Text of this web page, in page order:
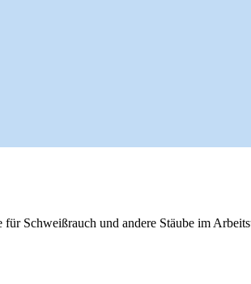
Schweißrauch und andere Stäube im